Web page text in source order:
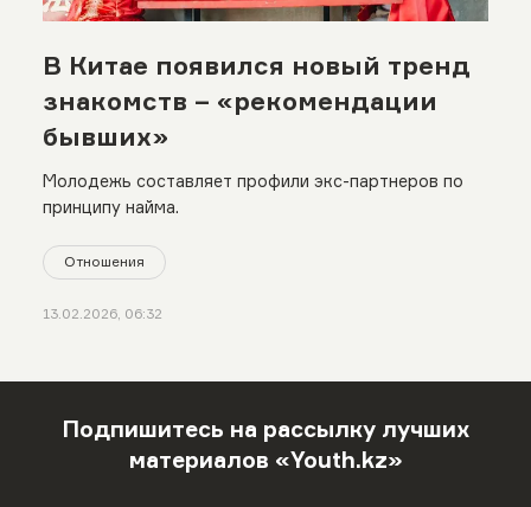
В Китае появился новый тренд
знакомств – «рекомендации
бывших»
Молодежь составляет профили экс-партнеров по
принципу найма.
Отношения
13.02.2026, 06:32
Подпишитесь на рассылку лучших
материалов «Youth.kz»